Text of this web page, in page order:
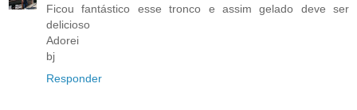
Ficou fantástico esse tronco e assim gelado deve ser
delicioso
Adorei
bj
Responder